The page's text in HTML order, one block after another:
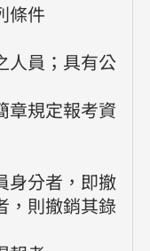
條件
人員；具有公
章規定報考資
身分者，即撤
，則撤銷其錄